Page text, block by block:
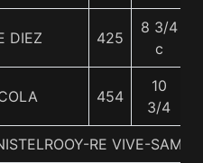
DIEZ 425
8 3/4
c
454
10
3/4
RE VIVE-SAM M.